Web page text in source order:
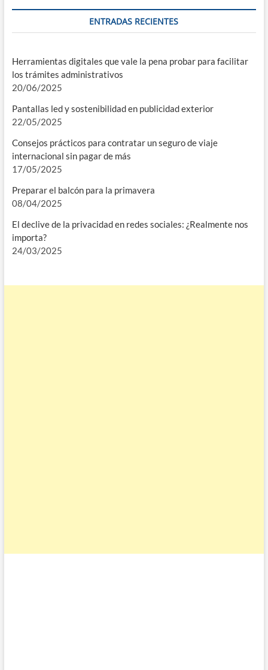
ENTRADAS RECIENTES
Herramientas digitales que vale la pena probar para facilitar
los trámites administrativos
20/06/2025
Pantallas led y sostenibilidad en publicidad exterior
22/05/2025
Consejos prácticos para contratar un seguro de viaje
internacional sin pagar de más
17/05/2025
Preparar el balcón para la primavera
08/04/2025
El declive de la privacidad en redes sociales: ¿Realmente nos
importa?
24/03/2025